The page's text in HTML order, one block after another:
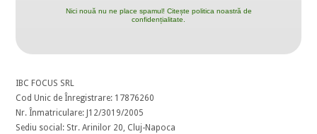
Nici nouă nu ne place spamul! Citește politica noastră de
confidențialitate.
IBC FOCUS SRL
Cod Unic de Înregistrare: 17876260
Nr. Înmatriculare: J12/3019/2005
Sediu social: Str. Arinilor 20, Cluj-Napoca